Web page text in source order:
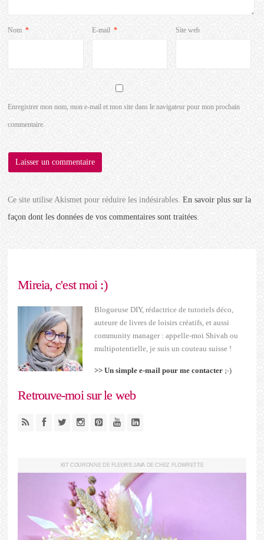
Nom * E-mail * Site web
Enregistrer mon nom, mon e-mail et mon site dans le navigateur pour mon prochain
commentaire.
Ce site utilise Akismet pour réduire les indésirables.En savoir plus sur la
façon dont les données de vos commentaires sont traitées.
Mireia, c'est moi :)
Blogueuse DIY, rédactrice de tutoriels déco,
auteure de livres de loisirs créatifs, et aussi
community manager : appelle-moi Shivah ou
multipotentielle, je suis un couteau suisse !
>> Un simple e-mail pour me contacter ;-)
Retrouve-moi sur le web
KIT COURONNE DE FLEURS JAVA DE CHEZ FLOWRETTE